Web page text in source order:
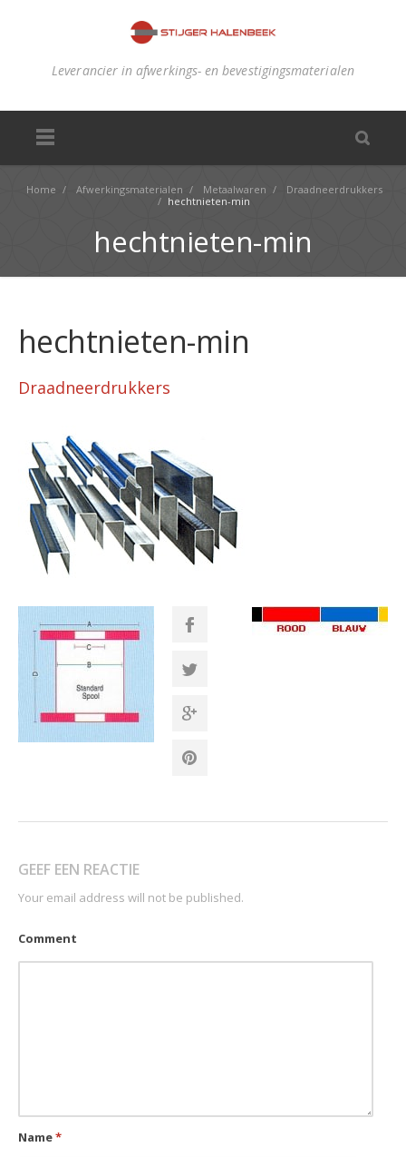
Leverancier in afwerkings- en bevestigingsmaterialen
Home / Afwerkingsmaterialen / Metaalwaren /
Draadneerdrukkers
/ hechtnieten-min
hechtnieten-min
hechtnieten-min
Draadneerdrukkers
GEEF EEN REACTIE
Your email address will not be published.
Comment
Name*